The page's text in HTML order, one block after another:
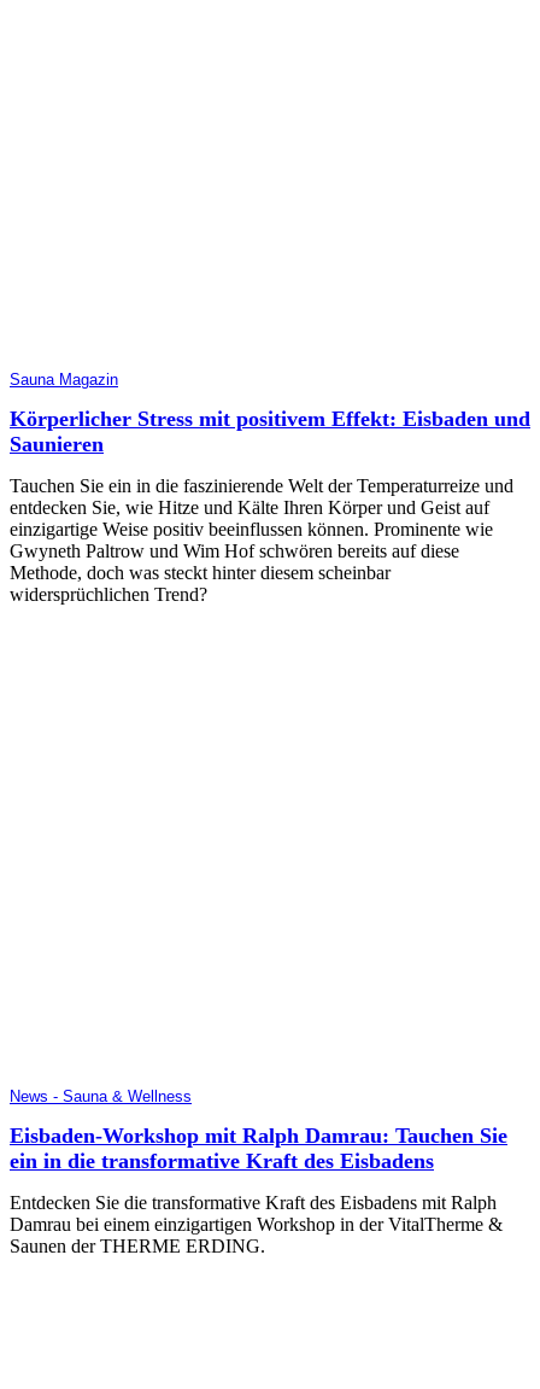
Sauna Magazin
Körperlicher Stress mit positivem Effekt: Eisbaden und
Saunieren
Tauchen Sie ein in die faszinierende Welt der Temperaturreize und
entdecken Sie, wie Hitze und Kälte Ihren Körper und Geist auf
einzigartige Weise positiv beeinflussen können. Prominente wie
Gwyneth Paltrow und Wim Hof schwören bereits auf diese
Methode, doch was steckt hinter diesem scheinbar
widersprüchlichen Trend?
News - Sauna & Wellness
Eisbaden-Workshop mit Ralph Damrau: Tauchen Sie
ein in die transformative Kraft des Eisbadens
Entdecken Sie die transformative Kraft des Eisbadens mit Ralph
Damrau bei einem einzigartigen Workshop in der VitalTherme &
Saunen der THERME ERDING.